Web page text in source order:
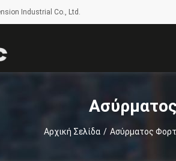
Industrial Co., Ltd.
Αρχική Σελίδα / Ασύρματος